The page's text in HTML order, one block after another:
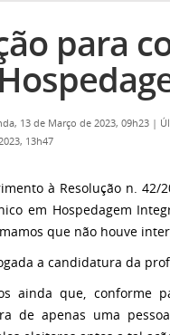
para
13 de Março de 2023, 09h23 |
13h47
à Resolução n. 42/
em Hospedagem
que não houve
a candidatura da
ainda que, conforme
de apenas uma